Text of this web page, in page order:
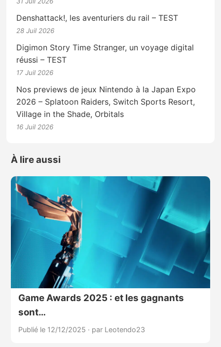
Denshattack!, les aventuriers du rail – TEST
28 Juil 2026
Digimon Story Time Stranger, un voyage digital
réussi – TEST
17 Juil 2026
Nos previews de jeux Nintendo à la Japan Expo
2026 – Splatoon Raiders, Switch Sports Resort,
Village in the Shade, Orbitals
16 Juil 2026
À lire aussi
Game Awards 2025 : et les gagnants
sont…
Publié le 12/12/2025 · par Leotendo23